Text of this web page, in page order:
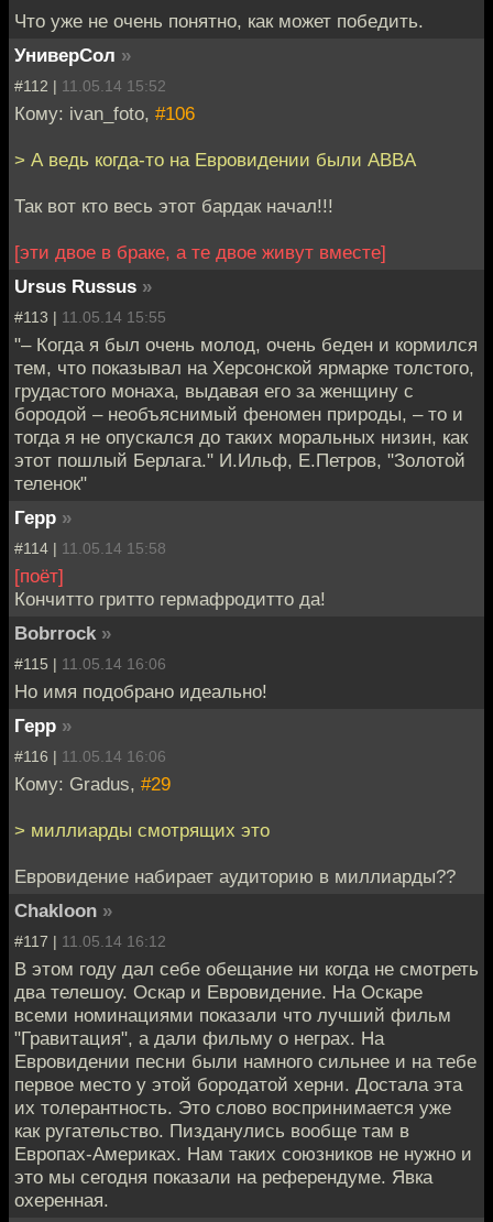
Что уже не очень понятно, как может победить.
УниверСол »
#112 | 11.05.14 15:52
Кому: ivan_foto, #106
> А ведь когда-то на Евровидении были ABBA
Так вот кто весь этот бардак начал!!!
[эти двое в браке, а те двое живут вместе]
Ursus Russus »
#113 | 11.05.14 15:55
"– Когда я был очень молод, очень беден и кормился
тем, что показывал на Херсонской ярмарке толстого,
грудастого монаха, выдавая его за женщину с
бородой – необъяснимый феномен природы, – то и
тогда я не опускался до таких моральных низин, как
этот пошлый Берлага." И.Ильф, Е.Петров, "Золотой
теленок"
Герр »
#114 | 11.05.14 15:58
[поёт]
Кончитто гритто гермафродитто да!
Bobrrock »
#115 | 11.05.14 16:06
Но имя подобрано идеально!
Герр »
#116 | 11.05.14 16:06
Кому: Gradus, #29
> миллиарды смотрящих это
Евровидение набирает аудиторию в миллиарды??
Chakloon »
#117 | 11.05.14 16:12
В этом году дал себе обещание ни когда не смотреть
два телешоу. Оскар и Евровидение. На Оскаре
всеми номинациями показали что лучший фильм
"Гравитация", а дали фильму о неграх. На
Евровидении песни были намного сильнее и на тебе
первое место у этой бородатой херни. Достала эта
их толерантность. Это слово воспринимается уже
как ругательство. Пизданулись вообще там в
Европах-Америках. Нам таких союзников не нужно и
это мы сегодня показали на референдуме. Явка
охеренная.